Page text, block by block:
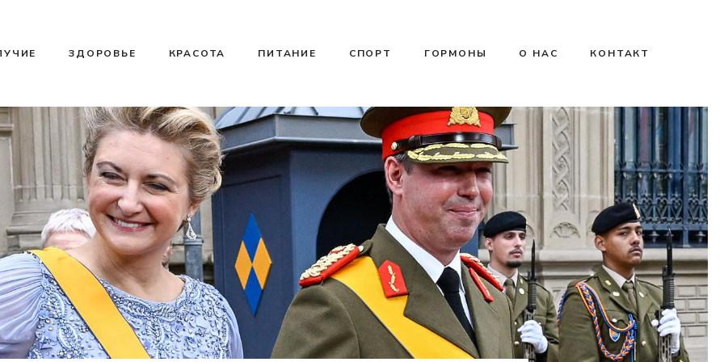
ЗДОРОВЬЕ КРАСОТА ПИТАНИЕ СПОРТ ГОРМОНЫ О НАС КОНТАКТ